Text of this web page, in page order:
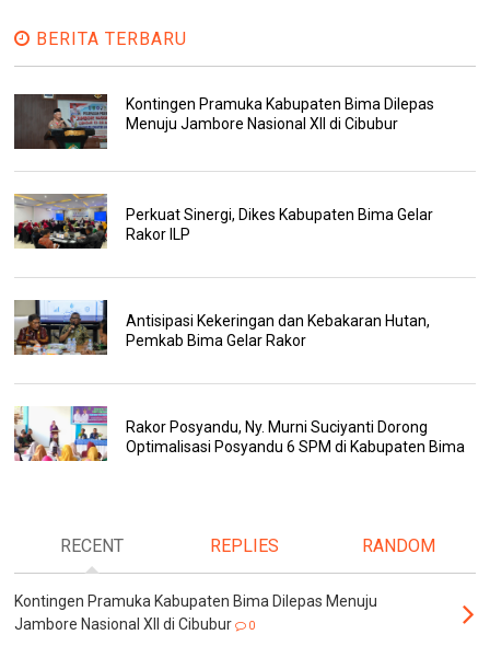
BERITA TERBARU
Kontingen Pramuka Kabupaten Bima Dilepas
Menuju Jambore Nasional XII di Cibubur
Perkuat Sinergi, Dikes Kabupaten Bima Gelar
Rakor ILP
Antisipasi Kekeringan dan Kebakaran Hutan,
Pemkab Bima Gelar Rakor
Rakor Posyandu, Ny. Murni Suciyanti Dorong
Optimalisasi Posyandu 6 SPM di Kabupaten Bima
RECENT REPLIES RANDOM
Kontingen Pramuka Kabupaten Bima Dilepas Menuju
Jambore Nasional XII di Cibubur
0